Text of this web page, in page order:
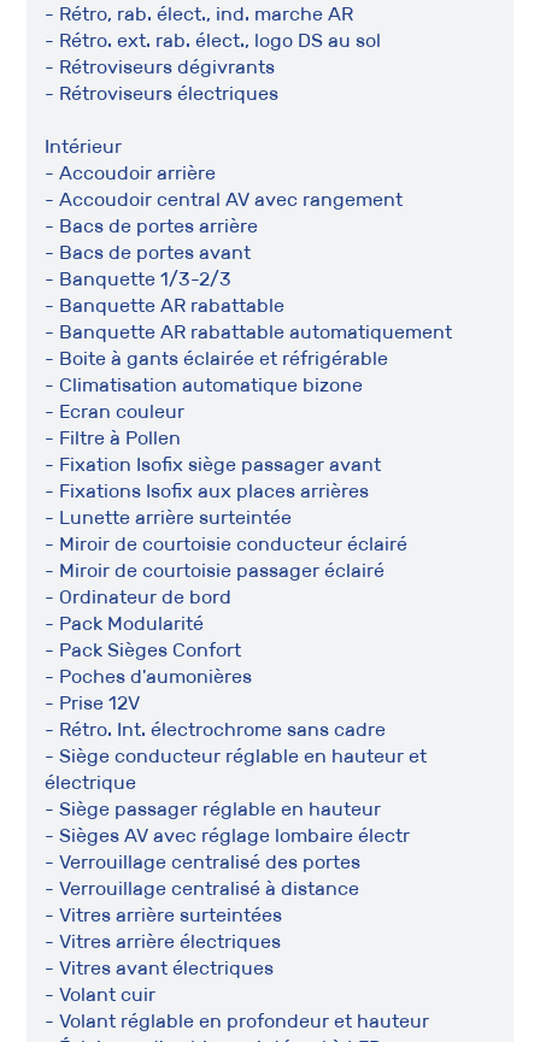
- Rétro, rab. élect., ind. marche AR
- Rétro. ext. rab. élect., logo DS au sol
- Rétroviseurs dégivrants
- Rétroviseurs électriques
Intérieur
- Accoudoir arrière
- Accoudoir central AV avec rangement
- Bacs de portes arrière
- Bacs de portes avant
- Banquette 1/3-2/3
- Banquette AR rabattable
- Banquette AR rabattable automatiquement
- Boite à gants éclairée et réfrigérable
- Climatisation automatique bizone
- Ecran couleur
- Filtre à Pollen
- Fixation Isofix siège passager avant
- Fixations Isofix aux places arrières
- Lunette arrière surteintée
- Miroir de courtoisie conducteur éclairé
- Miroir de courtoisie passager éclairé
- Ordinateur de bord
- Pack Modularité
- Pack Sièges Confort
- Poches d'aumonières
- Prise 12V
- Rétro. Int. électrochrome sans cadre
- Siège conducteur réglable en hauteur et
électrique
- Siège passager réglable en hauteur
- Sièges AV avec réglage lombaire électr
- Verrouillage centralisé des portes
- Verrouillage centralisé à distance
- Vitres arrière surteintées
- Vitres arrière électriques
- Vitres avant électriques
- Volant cuir
- Volant réglable en profondeur et hauteur